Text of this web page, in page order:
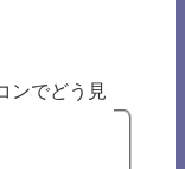
ンでどう見